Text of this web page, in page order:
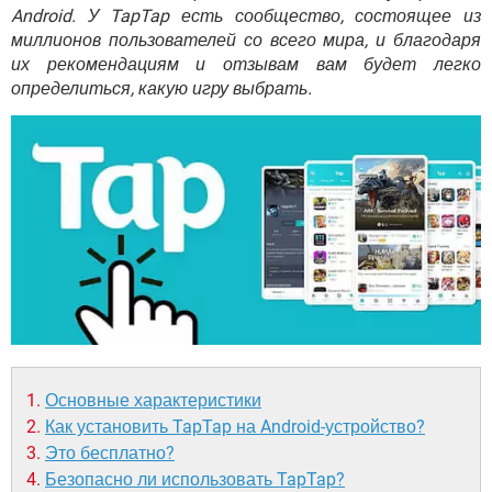
ВИДЕО GOOGLE
YANDEX
Android. У TapTap есть сообщество, состоящее из
миллионов пользователей со всего мира, и благодаря
их рекомендациям и отзывам вам будет легко
определиться, какую игру выбрать.
Основные характеристики
Как установить TapTap на Android-устройство?
Это бесплатно?
Безопасно ли использовать TapTap?